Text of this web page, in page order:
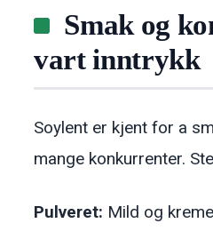
Smak og
vart inntrykk
Soylent er kjent for a
mange konkurrenter.
Pulveret: Mild og